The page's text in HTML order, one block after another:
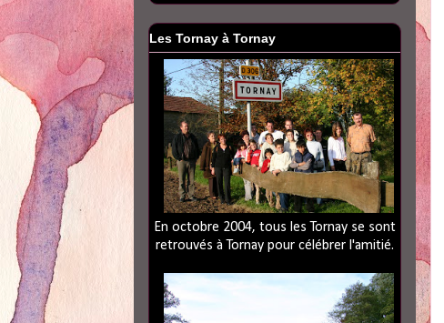
Les Tornay à Tornay
En octobre 2004, tous les Tornay se sont
retrouvés à Tornay pour célébrer l'amitié.